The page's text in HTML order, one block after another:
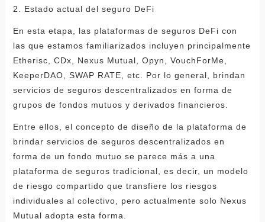
2. Estado actual del seguro DeFi
En esta etapa, las plataformas de seguros DeFi con
las que estamos familiarizados incluyen principalmente
Etherisc, CDx, Nexus Mutual, Opyn, VouchForMe,
KeeperDAO, SWAP RATE, etc. Por lo general, brindan
servicios de seguros descentralizados en forma de
grupos de fondos mutuos y derivados financieros.
Entre ellos, el concepto de diseño de la plataforma de
brindar servicios de seguros descentralizados en
forma de un fondo mutuo se parece más a una
plataforma de seguros tradicional, es decir, un modelo
de riesgo compartido que transfiere los riesgos
individuales al colectivo, pero actualmente solo Nexus
Mutual adopta esta forma.